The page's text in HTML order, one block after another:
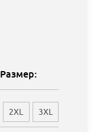
Размер:
2XL 3XL